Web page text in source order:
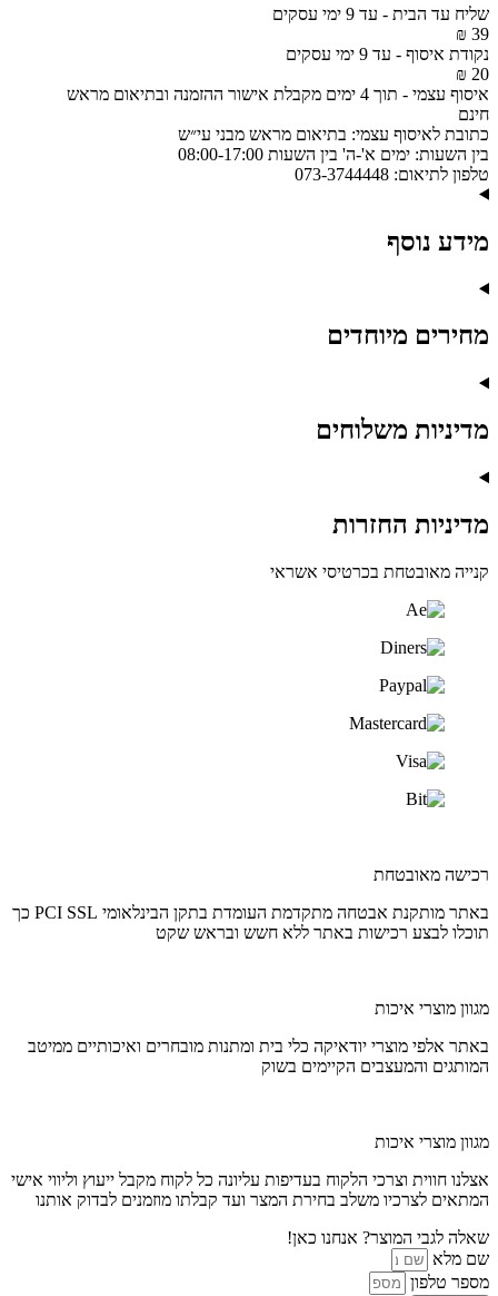
דגם
UK47521
שליח עד הבית - עד 9 ימי עסקים
39 ₪
נקודת איסוף - עד 9 ימי עסקים
20 ₪
איסוף עצמי - תוך 4 ימים מקבלת אישור ההזמנה ובתיאום מראש
חינם
כתובת לאיסוף עצמי: בתיאום מראש מבני עי״ש
בין השעות: ימים א'-ה' בין השעות 08:00-17:00
טלפון לתיאום: 073-3744448
מידע נוסף
מחירים מיוחדים
מדיניות משלוחים
מדיניות החזרות
קנייה מאובטחת בכרטיסי אשראי
רכישה מאובטחת
באתר מותקנת אבטחה מתקדמת העומדת בתקן הבינלאומי PCI SSL כך
תוכלו לבצע רכישות באתר ללא חשש ובראש שקט
מגוון מוצרי איכות
באתר אלפי מוצרי יודאיקה כלי בית ומתנות מובחרים ואיכותיים ממיטב
המותגים והמעצבים הקיימים בשוק
מגוון מוצרי איכות
אצלנו חווית וצרכי הלקוח בעדיפות עליונה כל לקוח מקבל ייעוץ וליווי אישי
המתאים לצרכיו משלב בחירת המצר ועד קבלתו מוזמנים לבדוק אותנו
שאלה לגבי המוצר? אנחנו כאן!
שם מלא
מספר טלפון